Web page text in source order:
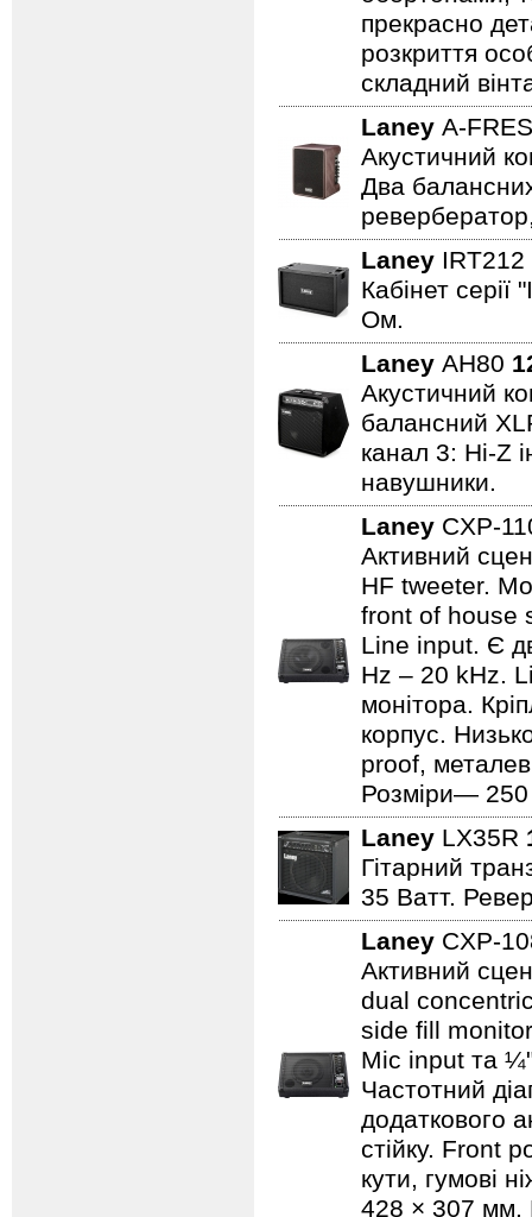
прекрасно
розкриття
складний
Laney A-
Акустичний
Два
Laney IRT212
Кабінет
Ом.
Laney AH80
Акустичний
балансний
канал 3: Hi-Z
навушники.
Laney CXP-
Активний
HF tweeter.
front of house
Line input. Є
Hz – 20 kHz.
монітора.
корпус.
proof,
Розміри—
Laney LX35R
Гітарний
35 Ватт.
Laney CXP-
Активний
dual
side fill
Mic input та
Частотний
додаткового
стійку. Front
кути, гумові
428 × 307 мм.